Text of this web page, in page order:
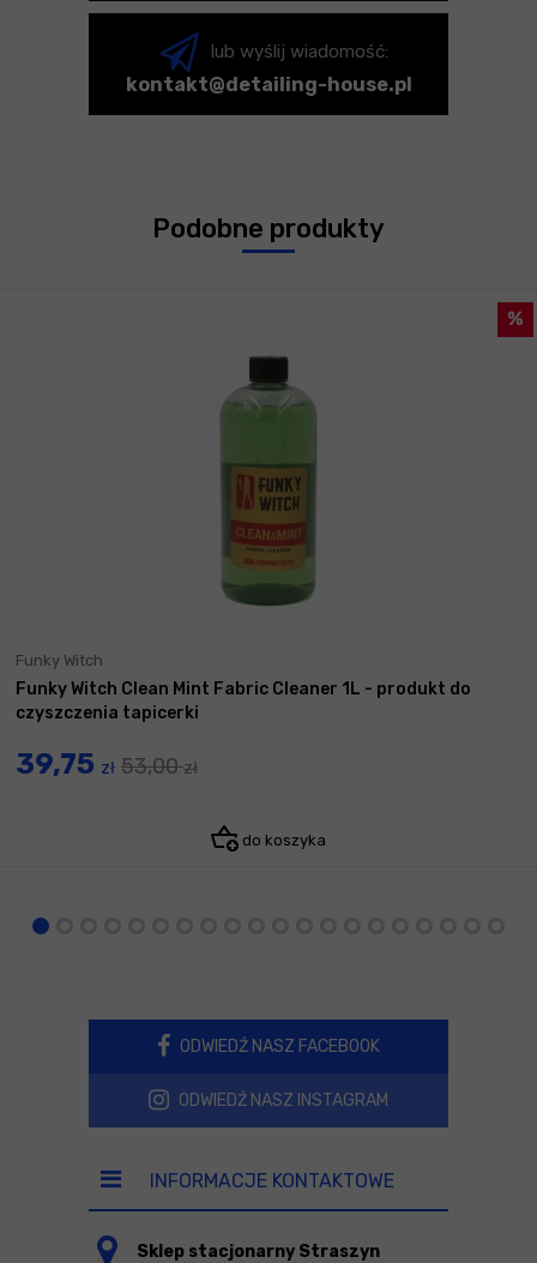
lub wyślij wiadomość:
kontakt@detailing-house.pl
Podobne produkty
Funky Witch
Funky Witch Clean Mint Fabric Cleaner 1L - produkt do
czyszczenia tapicerki
39,75 zł 53,00zł
do koszyka
ODWIEDŹ NASZ FACEBOOK
ODWIEDŹ NASZ INSTAGRAM
INFORMACJE KONTAKTOWE
Sklep stacjonarny Straszyn